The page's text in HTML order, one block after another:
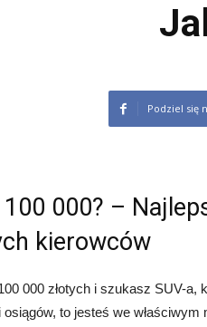
Podziel się
000? –
kierowców
000 złotych i szukasz SUV-a,
to jesteś we